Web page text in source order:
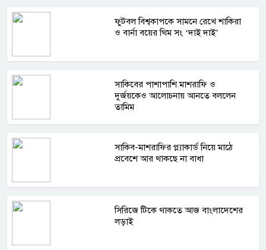
ফুটবল বিশ্বকাপকে সামনে রেখে শাকিরা
ও বার্না বয়ের থিম সং ‘দাই দাই’
সাকিবের পাশাপাশি মাশরাফি ও
দুর্জয়কেও আলোচনায় আনতে বললেন
তামিম
সাকিব-মাশরাফির প্ল্যাকার্ড নিয়ে মাঠে
প্রবেশে আর থাকছে না বাধা
সিরিজে টিকে থাকতে আজ বাংলাদেশের
লড়াই